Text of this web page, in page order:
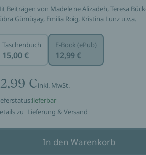
Beiträgen von Madeleine Alizadeh, Teresa
Gümüşay, Emilia Roig, Kristina Lunz u.v.a.
Taschenbuch
15,00 €
E-Book (ePub)
12,99 €
€inkl. MwSt.
lieferbar
zu Lieferung & Versand
In den Warenkorb